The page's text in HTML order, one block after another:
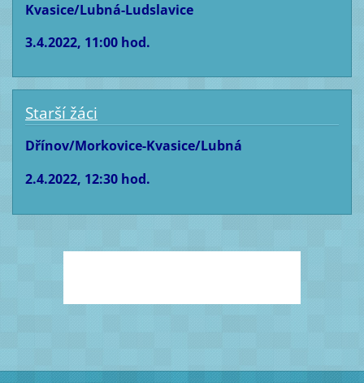
Kvasice/Lubná-Ludslavice
3.4.2022, 11:00 hod.
Starší žáci
Dřínov/Morkovice-Kvasice/Lubná
2.4.2022, 12:30 hod.